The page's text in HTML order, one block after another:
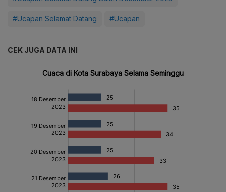
#Ucapan Selamat Datang #Ucapan
CEK JUGA DATA INI